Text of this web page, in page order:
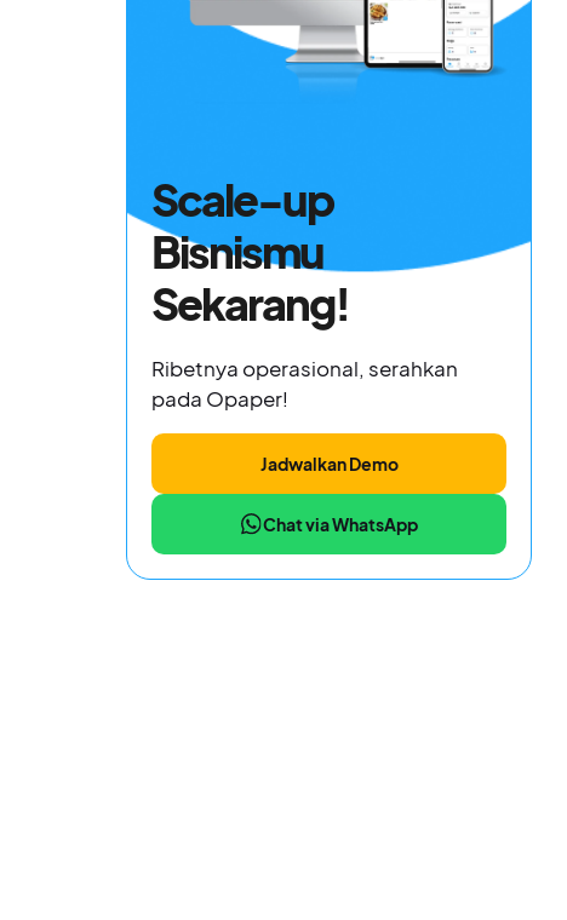
Scale-up
Bisnismu
Sekarang!
Ribetnya operasional, serahkan
pada Opaper!
Jadwalkan Demo
Chat via WhatsApp